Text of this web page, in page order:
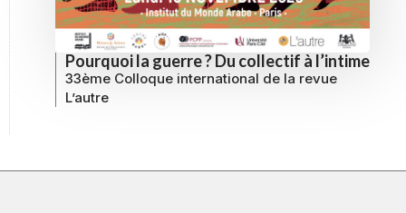
Pourquoi la guerre ? Du collectif à l’intime
33ème Colloque international de la revue
L’autre